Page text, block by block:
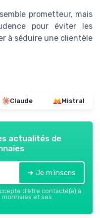
prometteur, mais
pour éviter les
à séduire une clientèle
Claude Mistral
actualités de
➔ Je m'inscris
d’être contacté(e) à
monnaies et ses